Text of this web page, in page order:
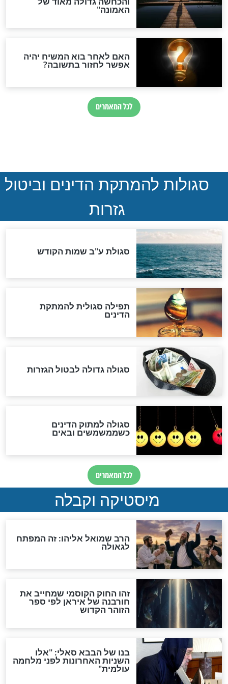
"מי יודע אם
להם ילדים,
ללמוד
מדוע סירב הרב קנייבסקי
לברך את האברך שהגיע
אליו במיוחד?
חדשות יהדות
הותר לפרסום: לוחמי מילואים
ההסכם החשאי של טראמפ
ואיראן: בלי שקיפות ועם הרבה
סימני שאלה
המסמך האבוד שנחשף
במרתפי מוסקבה: כתב היד
הנדיר של הרשב"ם התגלה
שורדת השואה שחוגגת 100:
"מודה לקב"ה על כל השנים"
לכל המאמרים
אחרית הימים
האם אפשר לחשב את הקץ?
מה יהיה בימות המשיח?
"לפני הגאולה תהיה אפיקורסות
והכחשה גדולה מאוד של
האמונה"